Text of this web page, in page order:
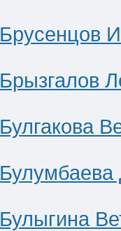
Брусенцов
Брызгалов
Булгакова
Булыгина